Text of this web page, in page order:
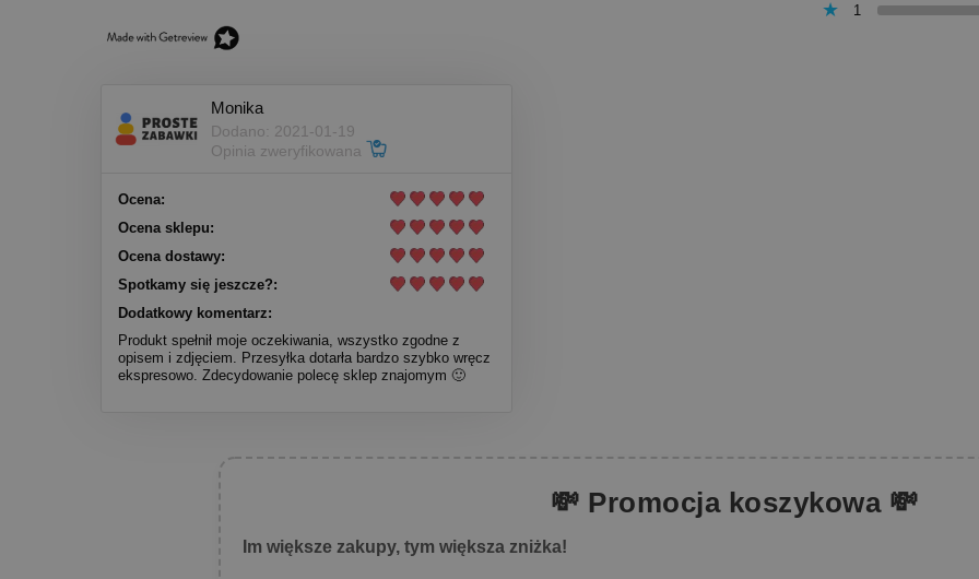
1
Monika
Dodano: 2021-01-19
Opinia zweryfikowana
Ocena:
Ocena sklepu:
Ocena dostawy:
Spotkamy się jeszcze?:
Dodatkowy komentarz:
Produkt spełnił moje oczekiwania, wszystko zgodne z
opisem i zdjęciem. Przesyłka dotarła bardzo szybko wręcz
ekspresowo. Zdecydowanie polecę sklep znajomym 🙂
💸 Promocja koszykowa 💸
Im większe zakupy, tym większa zniżka!